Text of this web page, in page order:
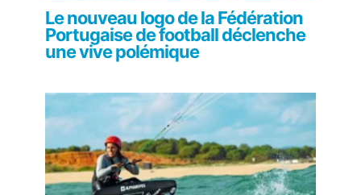
Le nouveau logo de la Fédération
Portugaise de football déclenche
une vive polémique